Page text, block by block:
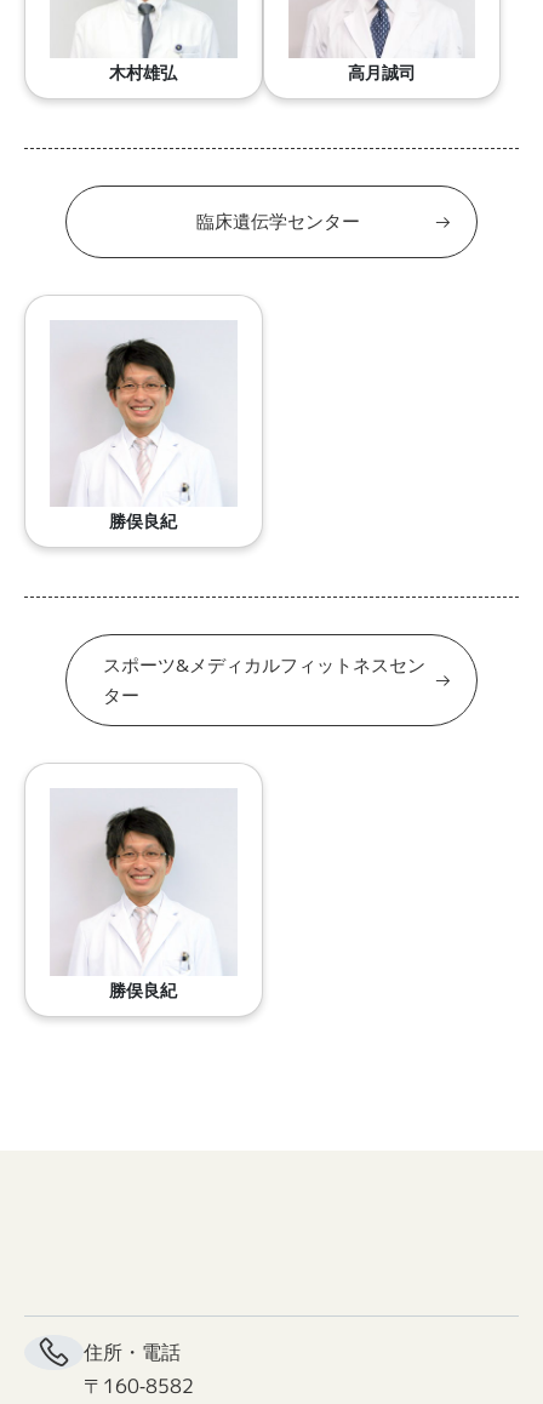
木村雄弘 高月誠司
臨床遺伝学センター
勝俣良紀
スポーツ&メディカルフィットネスセン
ター
勝俣良紀
住所・電話
〒160-8582